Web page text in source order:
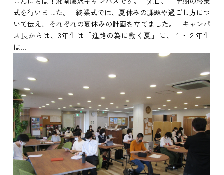
式を行いました。 終業式では、夏休みの課題や過ごし方につ
いて伝え、それぞれの夏休みの計画を立てました。 キャンパ
ス長からは、3年生は「進路の為に動く夏」に、１・２年生
は...